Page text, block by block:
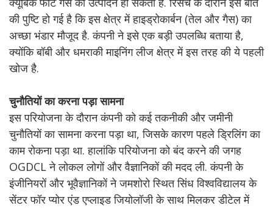
की पुष्टि हो गई है कि इस क्षेत्र में हाइड्रोकार्बन (तेल और गैस) का
अच्छा भंडार मौजूद है. कंपनी ने इसे एक बड़ी उपलब्धि बताया है,
क्योंकि बॉबी और धमराकी माइनिंग लीज क्षेत्र में इस तरह की ये पहली
खोज है.
चुनौतियों का करना पड़ा सामना
इस परियोजना के दौरान कंपनी को कई तकनीकी और जमीनी
चुनौतियों का सामना करना पड़ा था, जिसके कारण पहले ड्रिलिंग का
काम रोकना पड़ा था. हालांकि परियोजना को बंद करने की जगह
OGDCL ने लोकल लोगों और वैज्ञानिकों की मदद ली. कंपनी के
इंजीनियरों और भूवैज्ञानिकों ने जमशोरो स्थित सिंध विश्वविद्यालय के
सेंटर फॉर प्योर एंड एप्लाइड जियोलॉजी के साथ मिलकर डीटेल में